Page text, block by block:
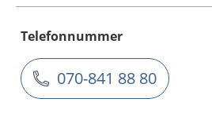
Telefonnummer
070-841 88 80